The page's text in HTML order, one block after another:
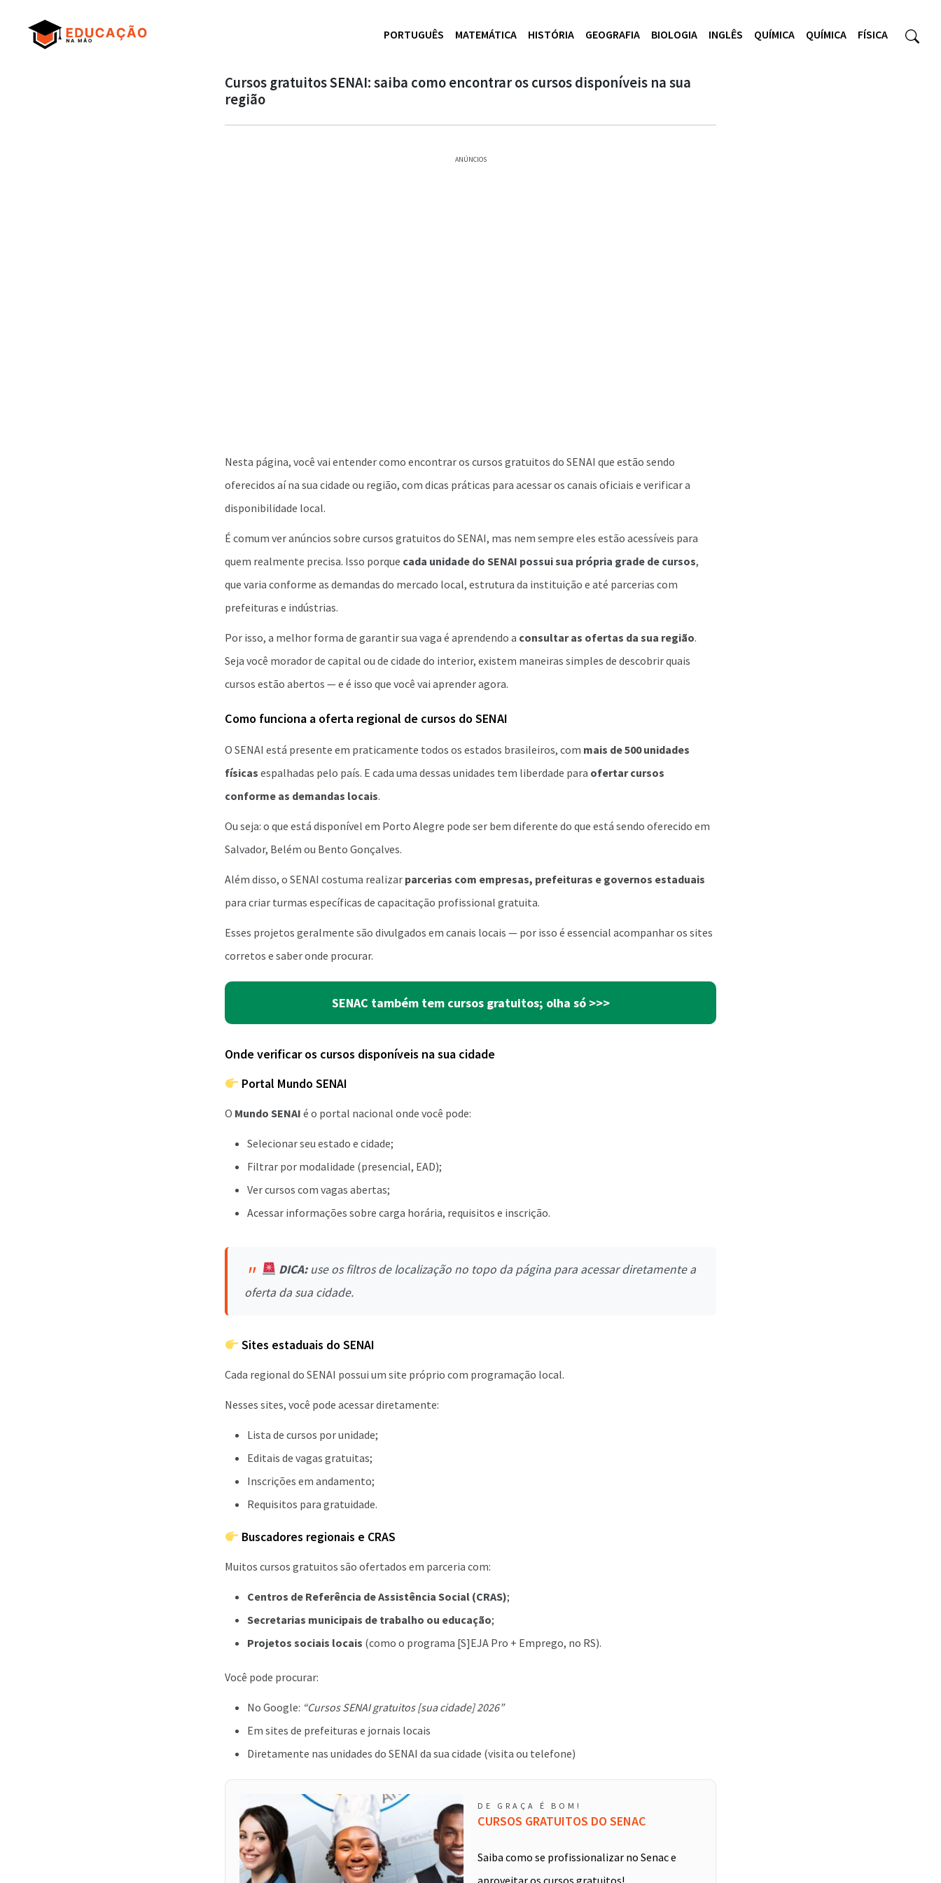
PORTUGUÊS MATEMÁTICA HISTÓRIA GEOGRAFIA BIOLOGIA INGLÊS QUÍMICA QUÍMICA FÍSICA
Cursos gratuitos SENAI: saiba como encontrar os cursos disponíveis na sua
região
ANÚNCIOS
Nesta página, você vai entender como encontrar os cursos gratuitos do SENAI que estão sendo
oferecidos aí na sua cidade ou região, com dicas práticas para acessar os canais oficiais e verificar a
disponibilidade local.
É comum ver anúncios sobre cursos gratuitos do SENAI, mas nem sempre eles estão acessíveis para
quem realmente precisa. Isso porque cada unidade do SENAI possui sua própria grade de cursos,
que varia conforme as demandas do mercado local, estrutura da instituição e até parcerias com
prefeituras e indústrias.
Por isso, a melhor forma de garantir sua vaga é aprendendo a consultar as ofertas da sua região.
Seja você morador de capital ou de cidade do interior, existem maneiras simples de descobrir quais
cursos estão abertos — e é isso que você vai aprender agora.
Como funciona a oferta regional de cursos do SENAI
O SENAI está presente em praticamente todos os estados brasileiros, com mais de 500 unidades
físicas espalhadas pelo país. E cada uma dessas unidades tem liberdade para ofertar cursos
conforme as demandas locais.
Ou seja: o que está disponível em Porto Alegre pode ser bem diferente do que está sendo oferecido em
Salvador, Belém ou Bento Gonçalves.
Além disso, o SENAI costuma realizar parcerias com empresas, prefeituras e governos estaduais
para criar turmas específicas de capacitação profissional gratuita.
Esses projetos geralmente são divulgados em canais locais — por isso é essencial acompanhar os sites
corretos e saber onde procurar.
SENAC também tem cursos gratuitos; olha só >>>
Onde verificar os cursos disponíveis na sua cidade
Portal Mundo SENAI
O Mundo SENAI é o portal nacional onde você pode:
Selecionar seu estado e cidade;
Filtrar por modalidade (presencial, EAD);
Ver cursos com vagas abertas;
Acessar informações sobre carga horária, requisitos e inscrição.
DICA:use os filtros de localização no topo da página para acessar diretamente a
oferta da sua cidade.
Sites estaduais do SENAI
Cada regional do SENAI possui um site próprio com programação local.
Nesses sites, você pode acessar diretamente:
Lista de cursos por unidade;
Editais de vagas gratuitas;
Inscrições em andamento;
Requisitos para gratuidade.
Buscadores regionais e CRAS
Muitos cursos gratuitos são ofertados em parceria com:
Centros de Referência de Assistência Social (CRAS);
Secretarias municipais de trabalho ou educação;
Projetos sociais locais (como o programa [S]EJA Pro + Emprego, no RS).
Você pode procurar:
No Google: “Cursos SENAI gratuitos [sua cidade] 2026”
Em sites de prefeituras e jornais locais
Diretamente nas unidades do SENAI da sua cidade (visita ou telefone)
DE GRAÇA É BOM!
CURSOS GRATUITOS DO SENAC
Saiba como se profissionalizar no Senac e
aproveitar os cursos gratuitos!